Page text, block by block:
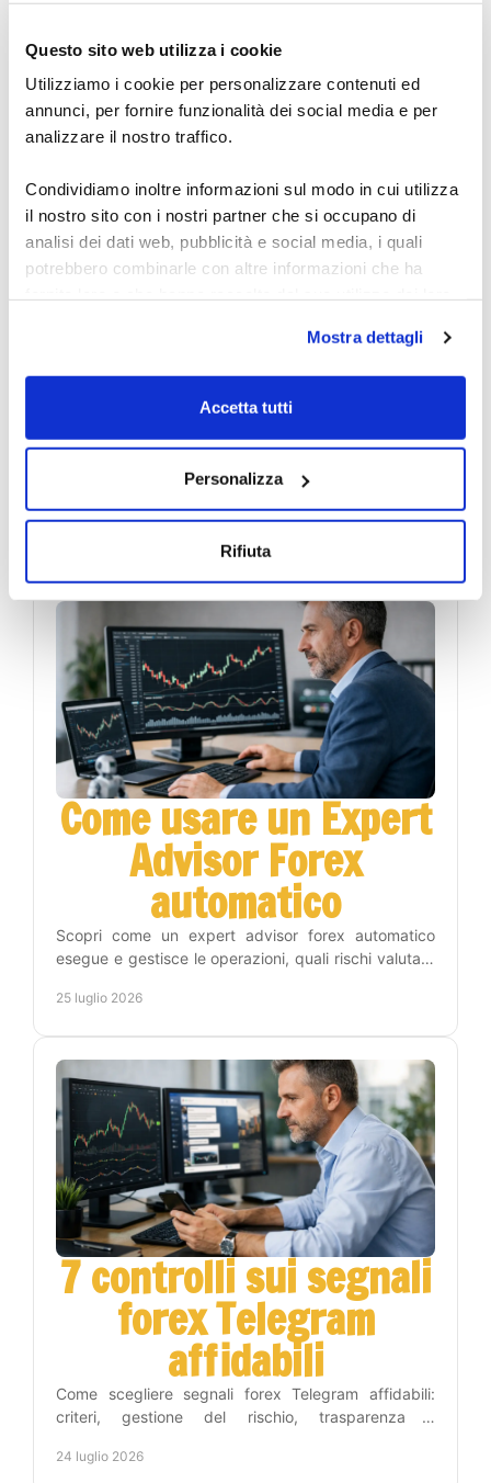
Questo sito web utilizza i cookie
Utilizziamo i cookie per personalizzare contenuti ed
annunci, per fornire funzionalità dei social media e per
analizzare il nostro traffico.
Condividiamo inoltre informazioni sul modo in cui utilizza
il nostro sito con i nostri partner che si occupano di
analisi dei dati web, pubblicità e social media, i quali
potrebbero combinarle con altre informazioni che ha
Alcune delle tue informazioni potrebbero essere inoltrate
e gestite da server di proprietà di Google situati al di fuori
Mostra dettagli
Accetta tutti
Personalizza
Rifiuta
metodo OTW, indicatori e automazione per studiare
27 luglio 2026
Indicatore Forex:
segnali acquisto e
vendita
Scopri come usare un indicatore Forex per segnali di
rischio con un metodo operativo disciplinato.
Come usare un Expert
Advisor Forex
automatico
Scopri come un expert advisor forex automatico
esegue e gestisce le operazioni, quali rischi valutare
25 luglio 2026
7 controlli sui segnali
forex Telegram
affidabili
Come scegliere segnali forex Telegram affidabili:
criteri, gestione del rischio, trasparenza e
ogni giorno.
24 luglio 2026